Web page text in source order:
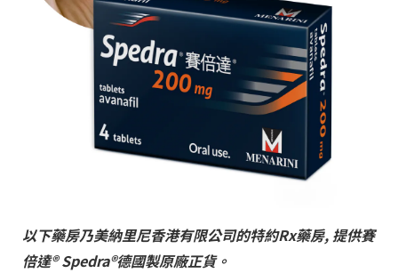
以下藥房乃美納里尼香港有限公司的特約Rx藥房, 提供賽
倍達® Spedra®德國製原廠正貨。